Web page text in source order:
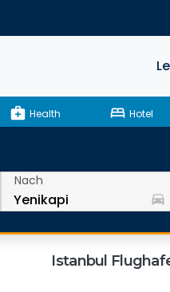
medical_services Health bed Hotel
Nach
drive_eta
Istanbul